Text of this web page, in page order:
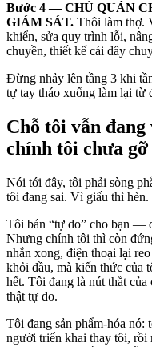
Bước 4 — CHỦ QUÁN
GIÁM SÁT. Thôi làm thợ.
khiển, sửa quy trình lỗi,
chuyền, thiết kế cái dây
Đừng nhảy lên tầng 3 khi
tự tay tháo xuống làm lại từ
Chỗ tôi vẫn
chính tôi chưa gỡ
Nói tới đây, tôi phải sòng
tôi đang sai. Vì giấu thì hèn.
Tôi bán “tự do” cho bạn —
Nhưng chính tôi thì còn
nhắn xong, điện thoại lại
khỏi đầu, mà kiến thức của
hết. Tôi đang là nút thắt
thật tự do.
Tôi đang sản phẩm-hóa nó:
người triển khai thay tôi, rồi